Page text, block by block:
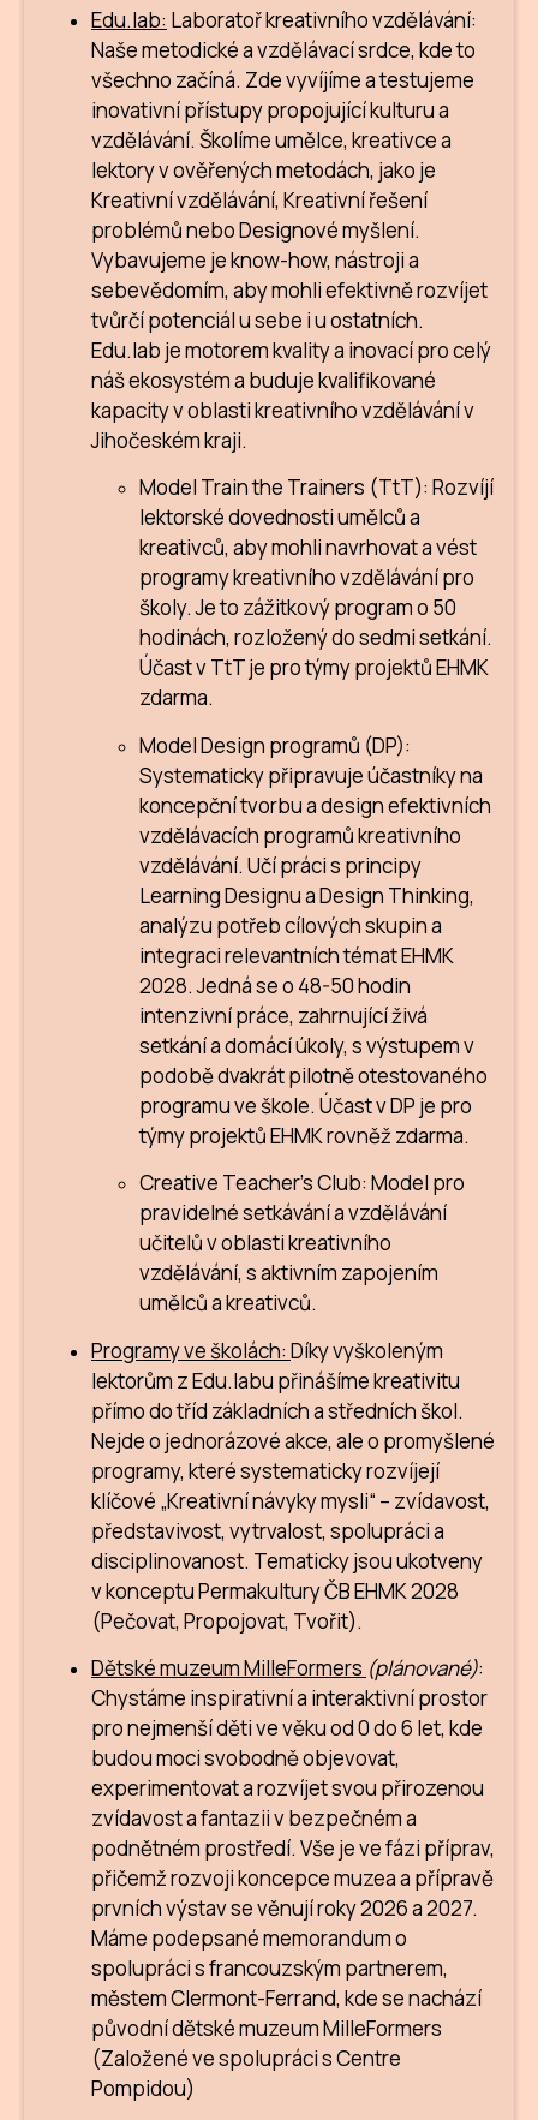
Edu.lab: Laboratoř kreativního vzdělávání:
Naše metodické a vzdělávací srdce, kde to
všechno začíná. Zde vyvíjíme a testujeme
inovativní přístupy propojující kulturu a
vzdělávání. Školíme umělce, kreativce a
lektory v ověřených metodách, jako je
Kreativní vzdělávání, Kreativní řešení
problémů nebo Designové myšlení.
Vybavujeme je know-how, nástroji a
sebevědomím, aby mohli efektivně rozvíjet
tvůrčí potenciál u sebe i u ostatních.
Edu.lab je motorem kvality a inovací pro celý
náš ekosystém a buduje kvalifikované
kapacity v oblasti kreativního vzdělávání v
Jihočeském kraji.
Model Train the Trainers (TtT): Rozvíjí
lektorské dovednosti umělců a
kreativců, aby mohli navrhovat a vést
programy kreativního vzdělávání pro
školy. Je to zážitkový program o 50
hodinách, rozložený do sedmi setkání.
Účast v TtT je pro týmy projektů EHMK
zdarma.
Model Design programů (DP):
Systematicky připravuje účastníky na
koncepční tvorbu a design efektivních
vzdělávacích programů kreativního
vzdělávání. Učí práci s principy
Learning Designu a Design Thinking,
analýzu potřeb cílových skupin a
integraci relevantních témat EHMK
2028. Jedná se o 48-50 hodin
intenzivní práce, zahrnující živá
setkání a domácí úkoly, s výstupem v
podobě dvakrát pilotně otestovaného
programu ve škole. Účast v DP je pro
týmy projektů EHMK rovněž zdarma.
Creative Teacher's Club: Model pro
pravidelné setkávání a vzdělávání
učitelů v oblasti kreativního
vzdělávání, s aktivním zapojením
umělců a kreativců.
Programy ve školách: Díky vyškoleným
lektorům z Edu.labu přinášíme kreativitu
přímo do tříd základních a středních škol.
Nejde o jednorázové akce, ale o promyšlené
programy, které systematicky rozvíjejí
klíčové „Kreativní návyky mysli“ – zvídavost,
představivost, vytrvalost, spolupráci a
disciplinovanost. Tematicky jsou ukotveny
v konceptu Permakultury ČB EHMK 2028
(Pečovat, Propojovat, Tvořit).
Dětské muzeum MilleFormers (plánované):
Chystáme inspirativní a interaktivní prostor
pro nejmenší děti ve věku od 0 do 6 let, kde
budou moci svobodně objevovat,
experimentovat a rozvíjet svou přirozenou
zvídavost a fantazii v bezpečném a
podnětném prostředí. Vše je ve fázi příprav,
přičemž rozvoji koncepce muzea a přípravě
prvních výstav se věnují roky 2026 a 2027.
Máme podepsané memorandum o
spolupráci s francouzským partnerem,
městem Clermont-Ferrand, kde se nachází
původní dětské muzeum MilleFormers
(Založené ve spolupráci s Centre
Pompidou)